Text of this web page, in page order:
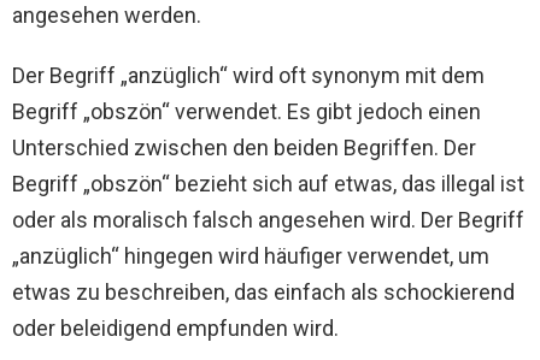
angesehen werden.
Der Begriff „anzüglich“ wird oft synonym mit dem
Begriff „obszön“ verwendet. Es gibt jedoch einen
Unterschied zwischen den beiden Begriffen. Der
Begriff „obszön“ bezieht sich auf etwas, das illegal ist
oder als moralisch falsch angesehen wird. Der Begriff
„anzüglich“ hingegen wird häufiger verwendet, um
etwas zu beschreiben, das einfach als schockierend
oder beleidigend empfunden wird.